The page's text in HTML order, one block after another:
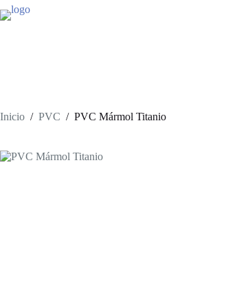
Saltar
al
Inicio / PVC / PVC Mármol Titanio